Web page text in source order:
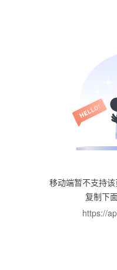
移动端暂不支持
复制下
https://